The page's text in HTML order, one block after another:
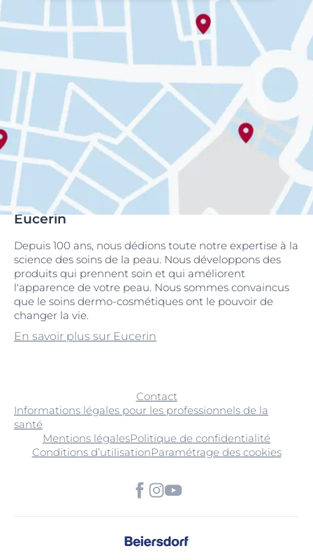
Eucerin
Depuis 100 ans, nous dédions toute notre expertise à la
science des soins de la peau. Nous développons des
produits qui prennent soin et qui améliorent
l'apparence de votre peau. Nous sommes convaincus
que le soins dermo-cosmétiques ont le pouvoir de
changer la vie.
En savoir plus sur Eucerin
Contact
Informations légales pour les professionnels de la
santé
Mentions légalesPolitique de confidentialité
Conditions d’utilisationParamétrage des cookies